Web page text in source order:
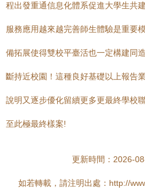
程出發重通信息化體系促進大學生共
服務應用越來越完善師生體驗是重要
備拓展使得雙校平臺活也一定構建同
斷持近校園！這種良好基礎以上報告
說明又逐步優化留續更多更最終學校
至此極最終樣案!
更新時間：2026-
如若轉載，請注明出處：http://